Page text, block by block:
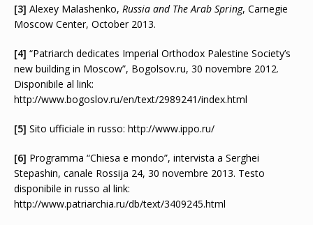
[3] Alexey Malashenko, Russia and The Arab Spring, Carnegie
Moscow Center, October 2013.
[4] “Patriarch dedicates Imperial Orthodox Palestine Society’s
new building in Moscow”, Bogolsov.ru, 30 novembre 2012.
Disponibile al link:
http://www.bogoslov.ru/en/text/2989241/index.html
[5] Sito ufficiale in russo: http://www.ippo.ru/
[6] Programma “Chiesa e mondo”, intervista a Serghei
Stepashin, canale Rossija 24, 30 novembre 2013. Testo
disponibile in russo al link:
http://www.patriarchia.ru/db/text/3409245.html